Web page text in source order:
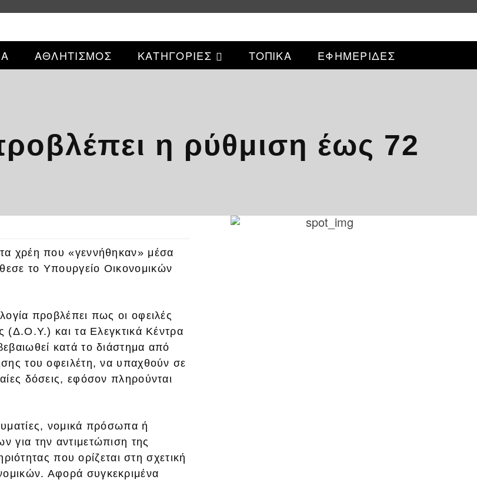
ΑΘΛΗΤΙΣΜΟΣ ΚΑΤΗΓΟΡΙΕΣ ΤΟΠΙΚΑ ΕΦΗΜΕΡΙΔΕΣ
η ρύθμιση έως 72
χρέη που «γεννήθηκαν» μέσα
το Υπουργείο Οικονομικών
προβλέπει πως οι οφειλές
(Δ.Ο.Υ.) και τα Ελεγκτικά Κέντρα
κατά το διάστημα από
του οφειλέτη, να υπαχθούν σε
δόσεις, εφόσον πληρούνται
νομικά πρόσωπα ή
για την αντιμετώπιση της
που ορίζεται στη σχετική
Αφορά συγκεκριμένα